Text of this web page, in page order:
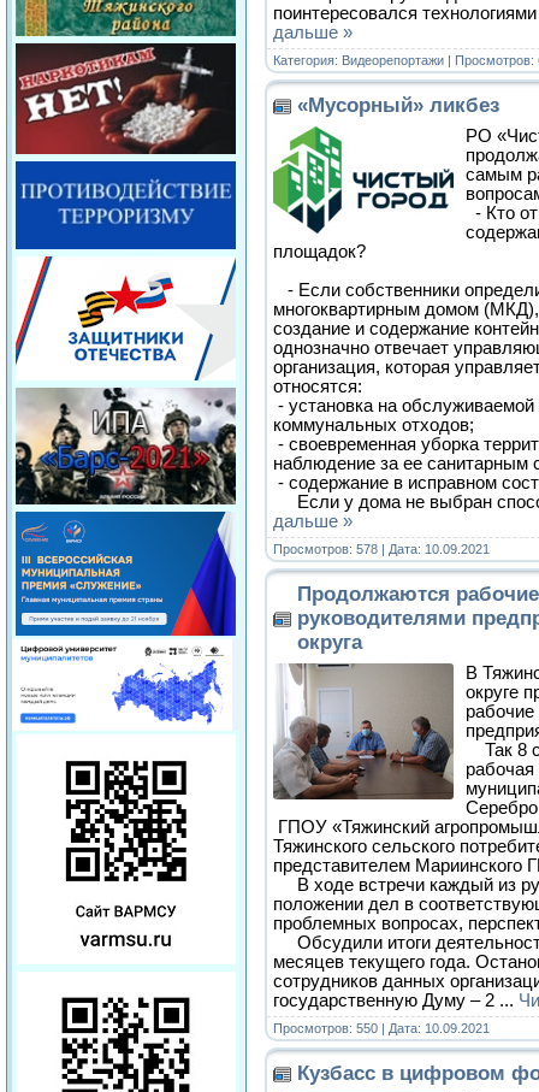
поинтересовался
дальше »
Категория: Видеорепортажи | Просмотров:
«Мусорный» ликбез
РО
самым
- Кто
площадок?
- Если собственники
многоквартирным домом (МКД),
создание и содержание
однозначно отвечает
организация, которая
относятся:
- установка на
коммунальных отходов;
- своевременная уборка
наблюдение за ее санитарным
- содержание в исправном
Если у дома не выбран
дальше »
Просмотров: 578 | Дата: 10.09.2021
Продолжаются
руководителями
округа
В
округе
рабочие
Так 8
рабочая
ГПОУ «Тяжинский
Тяжинского сельского
представителем Мариинского
В ходе встречи каждый из
положении дел в
проблемных вопросах,
Обсудили итоги
месяцев текущего года.
сотрудников данных
государственную Думу – 2 ...
Просмотров: 550 | Дата: 10.09.2021
Кузбасс в цифровом